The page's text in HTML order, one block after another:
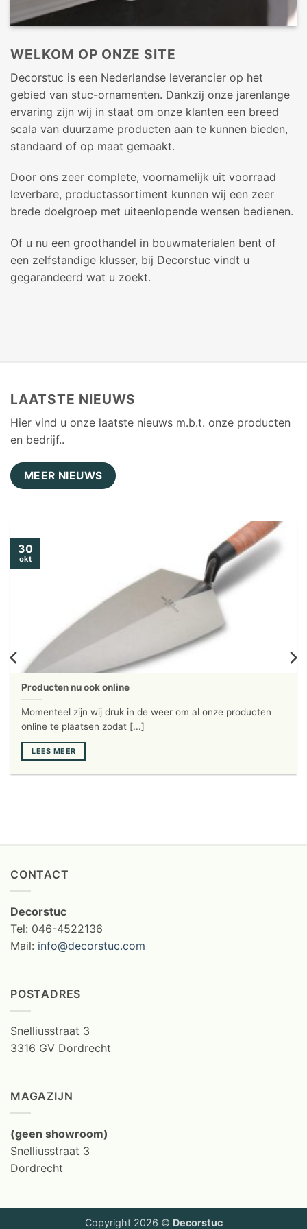
WELKOM OP ONZE SITE
Decorstuc is een Nederlandse leverancier op het
gebied van stuc-ornamenten. Dankzij onze jarenlange
ervaring zijn wij in staat om onze klanten een breed
scala van duurzame producten aan te kunnen bieden,
standaard of op maat gemaakt.
Door ons zeer complete, voornamelijk uit voorraad
leverbare, productassortiment kunnen wij een zeer
brede doelgroep met uiteenlopende wensen bedienen.
Of u nu een groothandel in bouwmaterialen bent of
een zelfstandige klusser, bij Decorstuc vindt u
gegarandeerd wat u zoekt.
LAATSTE NIEUWS
Hier vind u onze laatste nieuws m.b.t. onze producten
en bedrijf..
MEER NIEUWS
Producten nu ook online
Momenteel zijn wij druk in de weer om al onze producten
online te plaatsen zodat [...]
LEES MEER
30
okt
CONTACT
Decorstuc
Tel: 046-4522136
Mail: info@decorstuc.com
POSTADRES
Snelliusstraat 3
3316 GV Dordrecht
MAGAZIJN
(geen showroom)
Snelliusstraat 3
Dordrecht
Copyright 2026 © Decorstuc